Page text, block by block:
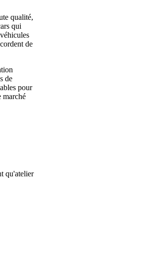
qualité,
qui
de
de
pour
marché
qu'atelier